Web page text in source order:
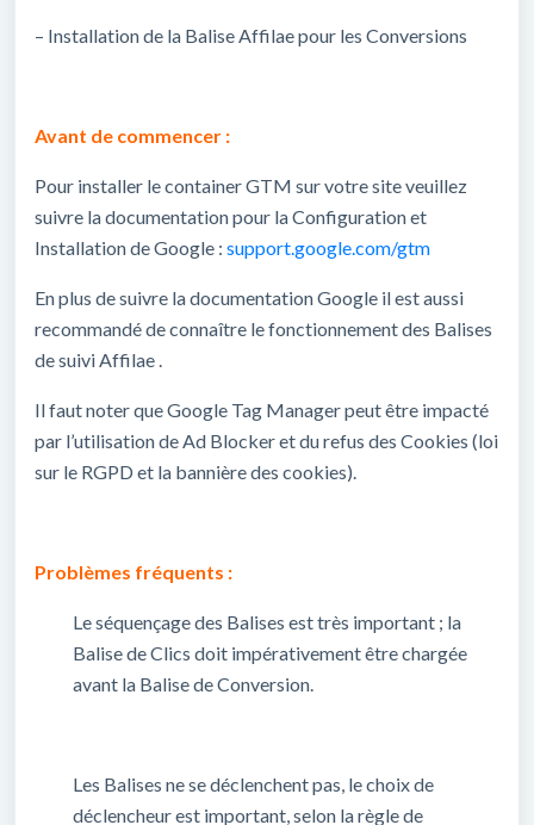
– Installation de la Balise Affilae pour les Conversions
Avant de commencer :
Pour installer le container GTM sur votre site veuillez
suivre la documentation pour la Configuration et
Installation de Google : support.google.com/gtm
En plus de suivre la documentation Google il est aussi
recommandé de connaître le fonctionnement des Balises
de suivi Affilae .
Il faut noter que Google Tag Manager peut être impacté
par l’utilisation de Ad Blocker et du refus des Cookies (loi
sur le RGPD et la bannière des cookies).
Problèmes fréquents :
Le séquençage des Balises est très important ; la
Balise de Clics doit impérativement être chargée
avant la Balise de Conversion.
Les Balises ne se déclenchent pas, le choix de
déclencheur est important, selon la règle de